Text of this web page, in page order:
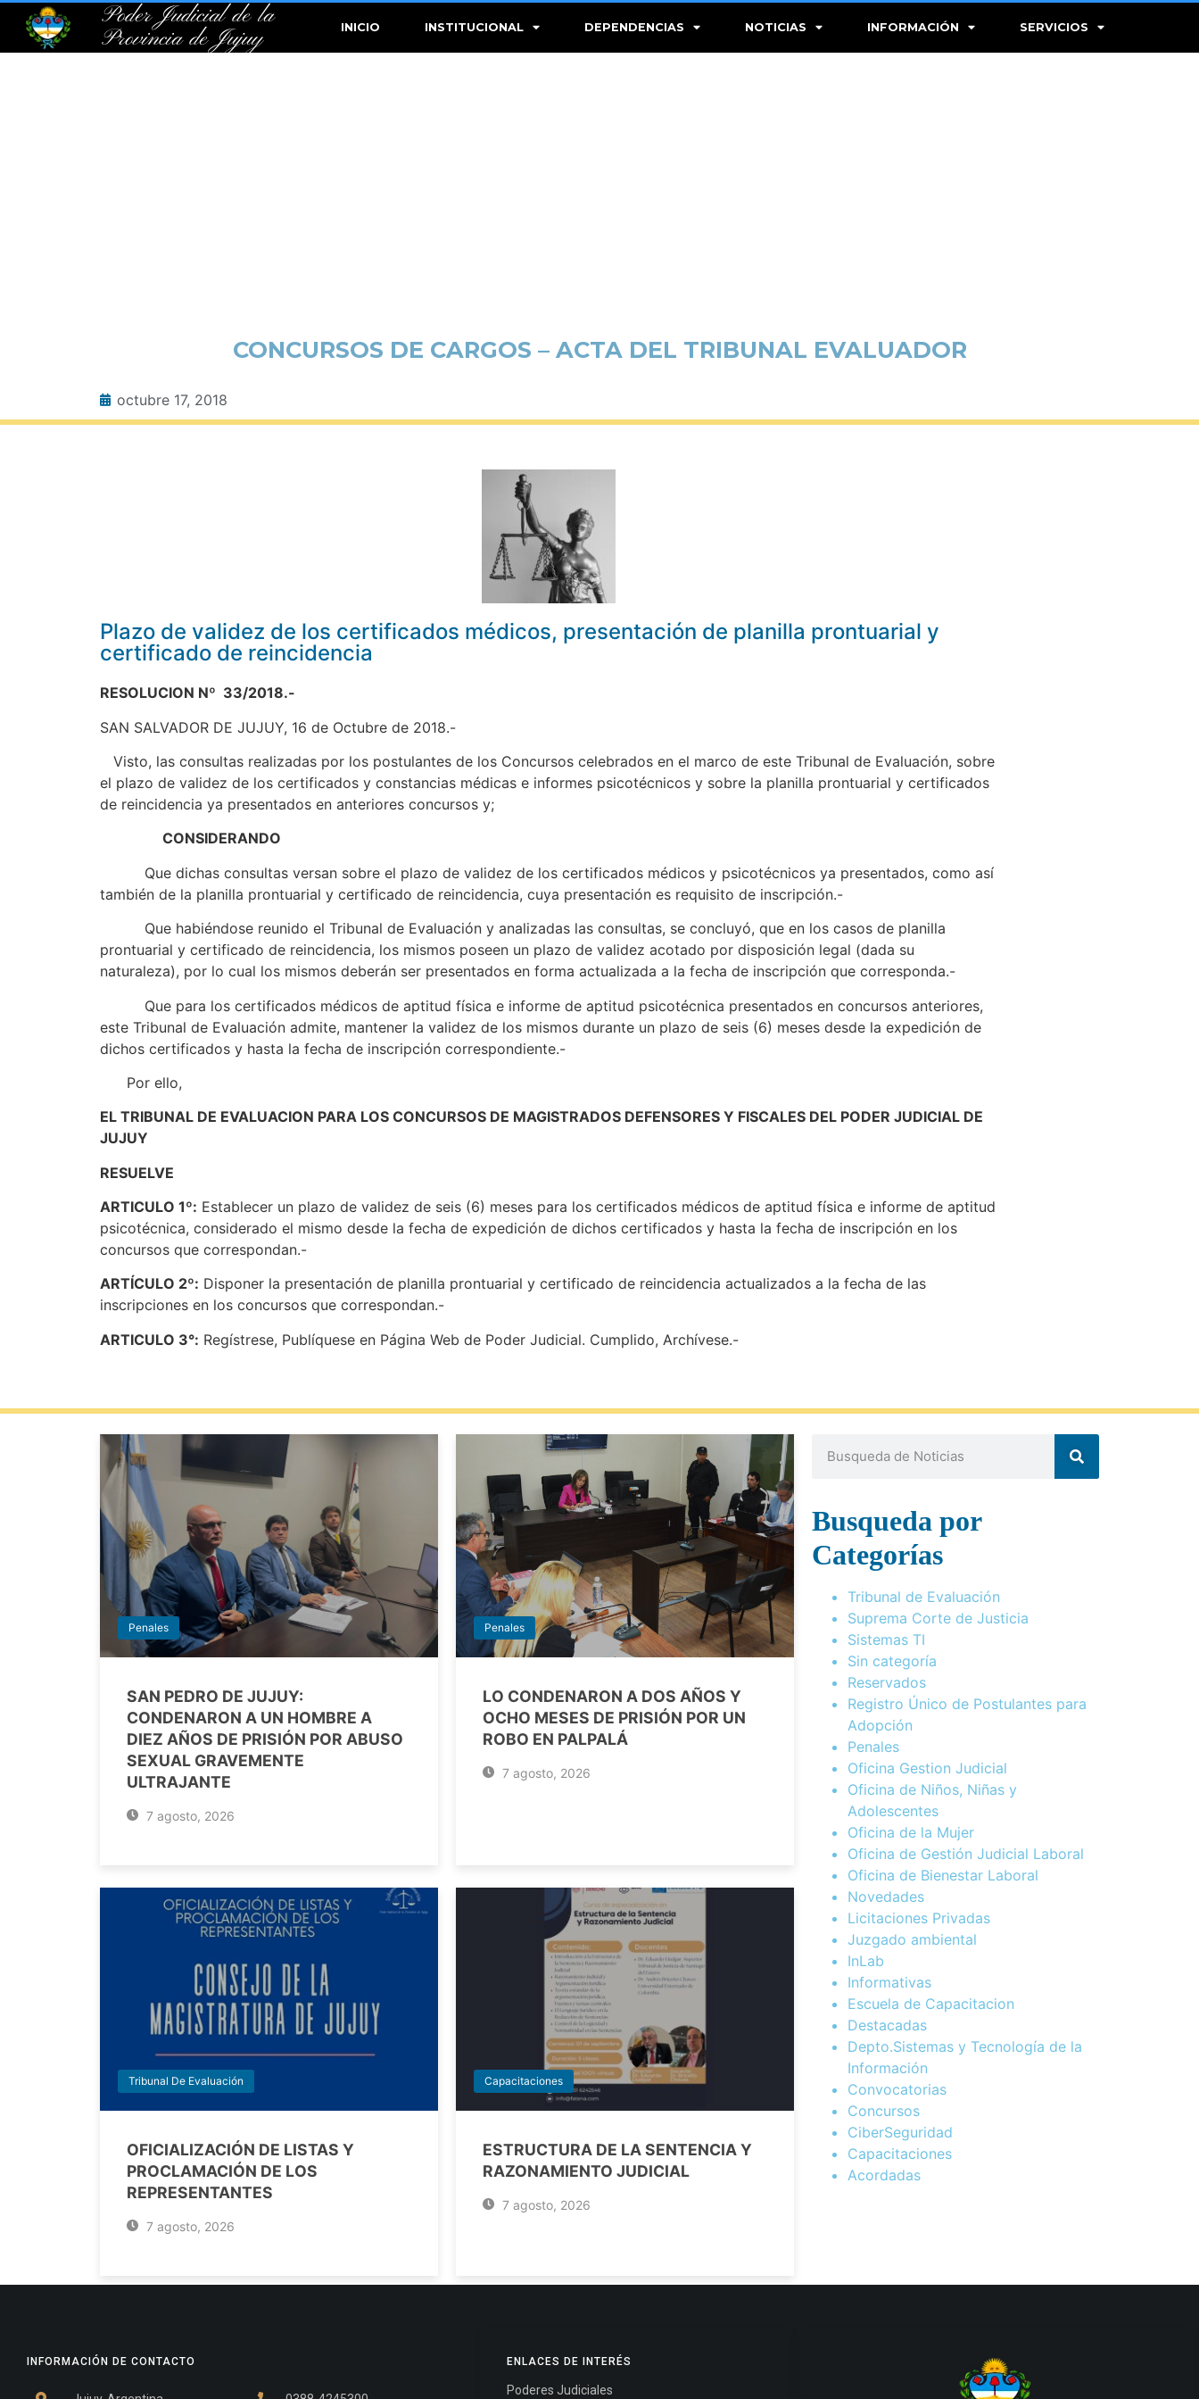
Poder Judicial de la
Provincia de Jujuy
INICIO INSTITUCIONAL DEPENDENCIAS NOTICIAS INFORMACIÓN SERVICIOS
CONCURSOS DE CARGOS – ACTA DEL TRIBUNAL EVALUADOR
octubre 17, 2018
Plazo de validez de los certificados médicos, presentación de planilla prontuarial y
certificado de reincidencia
RESOLUCION Nº 33/2018.-
SAN SALVADOR DE JUJUY, 16 de Octubre de 2018.-
Visto, las consultas realizadas por los postulantes de los Concursos celebrados en el marco de este Tribunal de Evaluación, sobre
el plazo de validez de los certificados y constancias médicas e informes psicotécnicos y sobre la planilla prontuarial y certificados
de reincidencia ya presentados en anteriores concursos y;
CONSIDERANDO
Que dichas consultas versan sobre el plazo de validez de los certificados médicos y psicotécnicos ya presentados, como así
también de la planilla prontuarial y certificado de reincidencia, cuya presentación es requisito de inscripción.-
Que habiéndose reunido el Tribunal de Evaluación y analizadas las consultas, se concluyó, que en los casos de planilla
prontuarial y certificado de reincidencia, los mismos poseen un plazo de validez acotado por disposición legal (dada su
naturaleza), por lo cual los mismos deberán ser presentados en forma actualizada a la fecha de inscripción que corresponda.-
Que para los certificados médicos de aptitud física e informe de aptitud psicotécnica presentados en concursos anteriores,
este Tribunal de Evaluación admite, mantener la validez de los mismos durante un plazo de seis (6) meses desde la expedición de
dichos certificados y hasta la fecha de inscripción correspondiente.-
Por ello,
EL TRIBUNAL DE EVALUACION PARA LOS CONCURSOS DE MAGISTRADOS DEFENSORES Y FISCALES DEL PODER JUDICIAL DE
JUJUY
RESUELVE
ARTICULO 1º: Establecer un plazo de validez de seis (6) meses para los certificados médicos de aptitud física e informe de aptitud
psicotécnica, considerado el mismo desde la fecha de expedición de dichos certificados y hasta la fecha de inscripción en los
concursos que correspondan.-
ARTÍCULO 2º: Disponer la presentación de planilla prontuarial y certificado de reincidencia actualizados a la fecha de las
inscripciones en los concursos que correspondan.-
ARTICULO 3°: Regístrese, Publíquese en Página Web de Poder Judicial. Cumplido, Archívese.-
Penales
SAN PEDRO DE JUJUY:
CONDENARON A UN HOMBRE A
DIEZ AÑOS DE PRISIÓN POR ABUSO
SEXUAL GRAVEMENTE
ULTRAJANTE
7 agosto, 2026
Penales
LO CONDENARON A DOS AÑOS Y
OCHO MESES DE PRISIÓN POR UN
ROBO EN PALPALÁ
7 agosto, 2026
Tribunal De Evaluación
OFICIALIZACIÓN DE LISTAS Y
PROCLAMACIÓN DE LOS
REPRESENTANTES
7 agosto, 2026
Capacitaciones
ESTRUCTURA DE LA SENTENCIA Y
RAZONAMIENTO JUDICIAL
7 agosto, 2026
Busqueda por
Categorías
Tribunal de Evaluación
Suprema Corte de Justicia
Sistemas TI
Sin categoría
Reservados
Registro Único de Postulantes para
Adopción
Penales
Oficina Gestion Judicial
Oficina de Niños, Niñas y
Adolescentes
Oficina de la Mujer
Oficina de Gestión Judicial Laboral
Oficina de Bienestar Laboral
Novedades
Licitaciones Privadas
Juzgado ambiental
InLab
Informativas
Escuela de Capacitacion
Destacadas
Depto.Sistemas y Tecnología de la
Información
Convocatorias
Concursos
CiberSeguridad
Capacitaciones
Acordadas
INFORMACIÓN DE CONTACTO ENLACES DE INTERÉS
Poderes Judiciales